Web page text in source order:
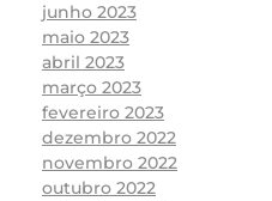
junho 2023
maio 2023
abril 2023
março 2023
fevereiro 2023
dezembro 2022
novembro 2022
outubro 2022